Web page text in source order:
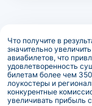
Что получите в
значительно
авиабилетов, что
удовлетворенность
билетам более чем
лоукостеры и
конкурентные
увеличивать прибыль